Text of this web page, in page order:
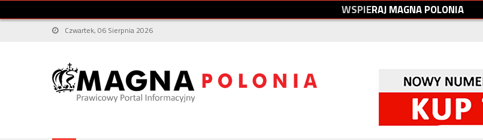
WSPIERAJMAGNAPOLONIA
Czwartek, 06 Sierpnia 2026